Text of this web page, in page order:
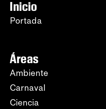
Inicio
Portada
Áreas
Ambiente
Carnaval
Ciencia